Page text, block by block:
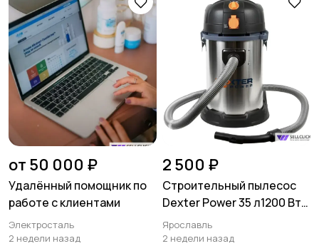
от 50 000 ₽
Удалённый помощник по
работе с клиентами
Электросталь
2 недели назад
2 500 ₽
Строительный пылесос
Dexter Power 35 л1200 Вт
(YLW6239-DP)
Ярославль
2 недели назад